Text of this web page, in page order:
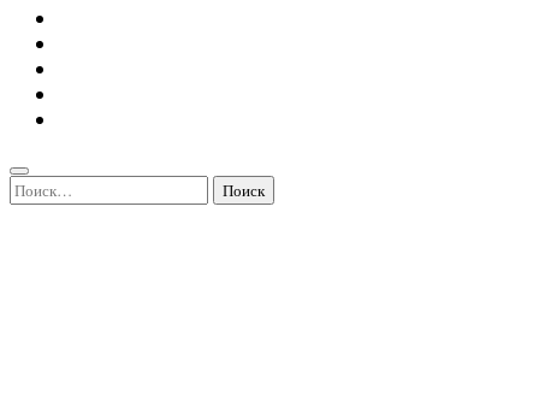
Найти: